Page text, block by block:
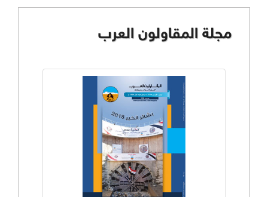
مجلة المقاولون العرب